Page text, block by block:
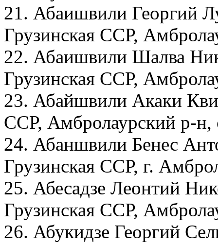
21. Абаишвили Георгий
Грузинская ССР,
22. Абаишвили Шалва
Грузинская ССР,
23. Абайшвили Акаки
ССР, Амбролаурский р-н,
24. Абаншвили Бенес
Грузинская ССР, г.
25. Абесадзе Леонтий
Грузинская ССР,
26. Абукидзе Георгий